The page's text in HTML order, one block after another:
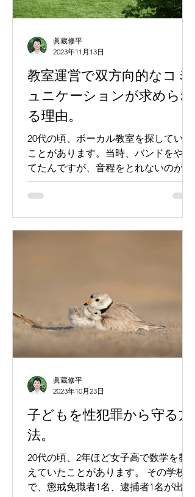
教室運営で双方向的なコミ
ュニケーションが求められ
る理由。
20代の頃、ボーカル教室を探していた
ことがあります。当時、バンドをやっ
てたんですが、音程をとれないのが悩
みでした。
眞蔵修平
2023年11月13日
子どもを性犯罪から守る方
法。
20代の頃、2年ほど女子高で数学を教
えていたことがあります。 その学校
で、懲戒免職者1名、逮捕者1名が出ま
眞蔵修平
2023年10月23日